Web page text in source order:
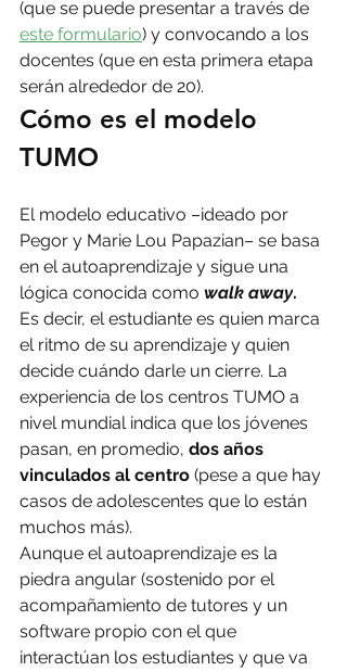
(que se puede presentar a través de
este formulario) y convocando a los
docentes (que en esta primera etapa
serán alrededor de 20).
Cómo es el modelo
TUMO
El modelo educativo –ideado por
Pegor y Marie Lou Papazian– se basa
en el autoaprendizaje y sigue una
lógica conocida como walk away.
Es decir, el estudiante es quien marca
el ritmo de su aprendizaje y quien
decide cuándo darle un cierre. La
experiencia de los centros TUMO a
nivel mundial indica que los jóvenes
pasan, en promedio, dos años
vinculados al centro (pese a que hay
casos de adolescentes que lo están
muchos más).
Aunque el autoaprendizaje es la
piedra angular (sostenido por el
acompañamiento de tutores y un
software propio con el que
interactúan los estudiantes y que va